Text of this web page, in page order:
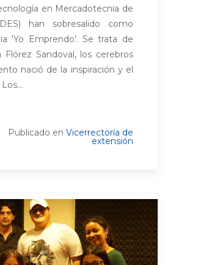
en Mercadotecnia de
han sobresalido como
'Yo Emprendo'. Se trata de
Sandoval, los cerebros
nació de la inspiración y el
Publicado en Vicerrectoría de
extensión